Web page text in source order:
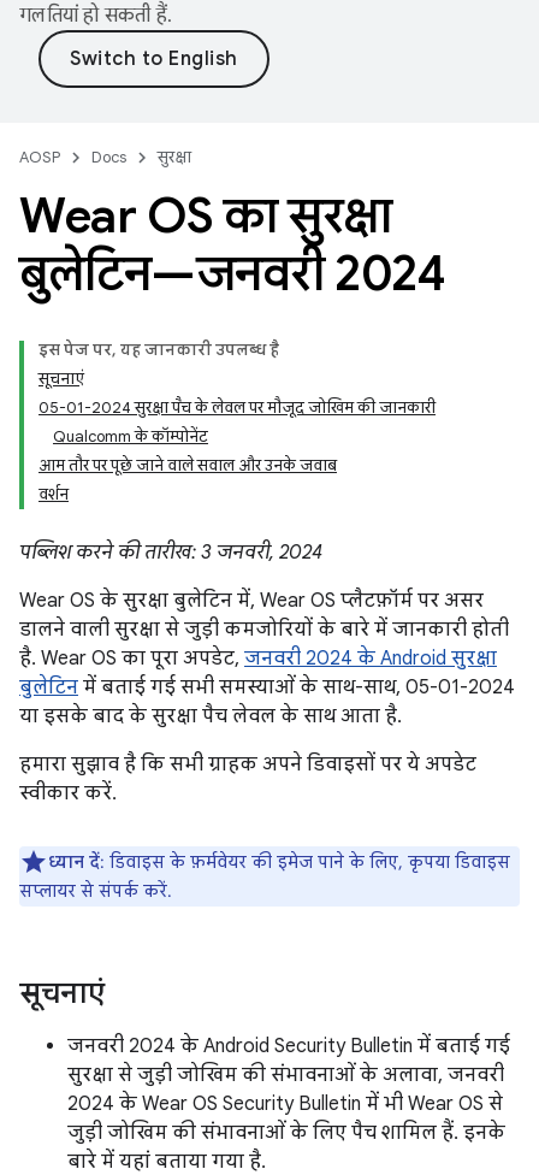
गलतियां हो सकती हैं.
AOSP Docs सुरक्षा
Wear OS का सुरक्षा
बुलेटिन—जनवरी 2024
इस पेज पर, यह जानकारी उपलब्ध है
सूचनाएं
05-01-2024 सुरक्षा पैच के लेवल पर मौजूद जोखिम की जानकारी
Qualcomm के कॉम्पोनेंट
आम तौर पर पूछे जाने वाले सवाल और उनके जवाब
वर्शन
पब्लिश करने की तारीख: 3 जनवरी, 2024
Wear OS के सुरक्षा बुलेटिन में, Wear OS प्लैटफ़ॉर्म पर असर
डालने वाली सुरक्षा से जुड़ी कमजोरियों के बारे में जानकारी होती
है. Wear OS का पूरा अपडेट, जनवरी 2024 के Android सुरक्षा
बुलेटिन में बताई गई सभी समस्याओं के साथ-साथ, 05-01-2024
या इसके बाद के सुरक्षा पैच लेवल के साथ आता है.
हमारा सुझाव है कि सभी ग्राहक अपने डिवाइसों पर ये अपडेट
स्वीकार करें.
ध्यान दें: डिवाइस के फ़र्मवेयर की इमेज पाने के लिए, कृपया डिवाइस
सप्लायर से संपर्क करें.
सूचनाएं
जनवरी 2024 के Android Security Bulletin में बताई गई
सुरक्षा से जुड़ी जोखिम की संभावनाओं के अलावा, जनवरी
2024 के Wear OS Security Bulletin में भी Wear OS से
जुड़ी जोखिम की संभावनाओं के लिए पैच शामिल हैं. इनके
बारे में यहां बताया गया है.